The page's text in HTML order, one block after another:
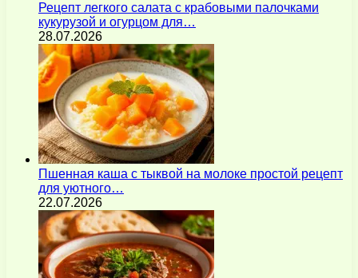
Рецепт легкого салата с крабовыми палочками
кукурузой и огурцом для…
28.07.2026
Пшенная каша с тыквой на молоке простой рецепт
для уютного…
22.07.2026